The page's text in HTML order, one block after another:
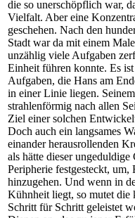
die so unerschöpflich war,
Vielfalt. Aber eine
geschehen. Nach den
Stadt war da mit einem
unzählig viele Aufgaben
Einheit führen konnte. Es
Aufgaben, die Hans am
in einer Linie liegen.
strahlenförmig nach allen
Ziel einer solchen
Doch auch ein langsames
einander herausrollenden
als hätte dieser ungeduldige
Peripherie festgesteckt,
hinzugehen. Und wenn in
Kühnheit liegt, so mutet die
Schritt für Schritt geleistet